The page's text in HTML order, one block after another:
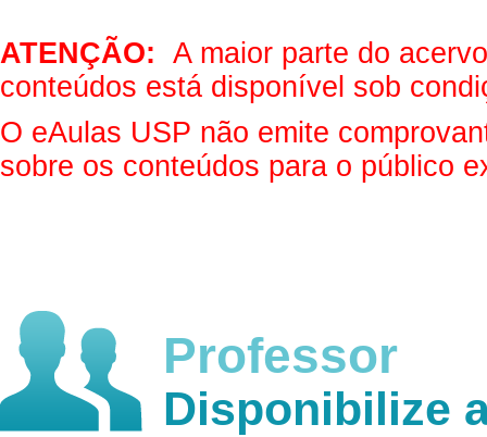
ATENÇÃO: A maior parte do
conteúdos está disponível sob
O eAulas USP não emite
sobre os conteúdos para o público
Professor
Disponibilize